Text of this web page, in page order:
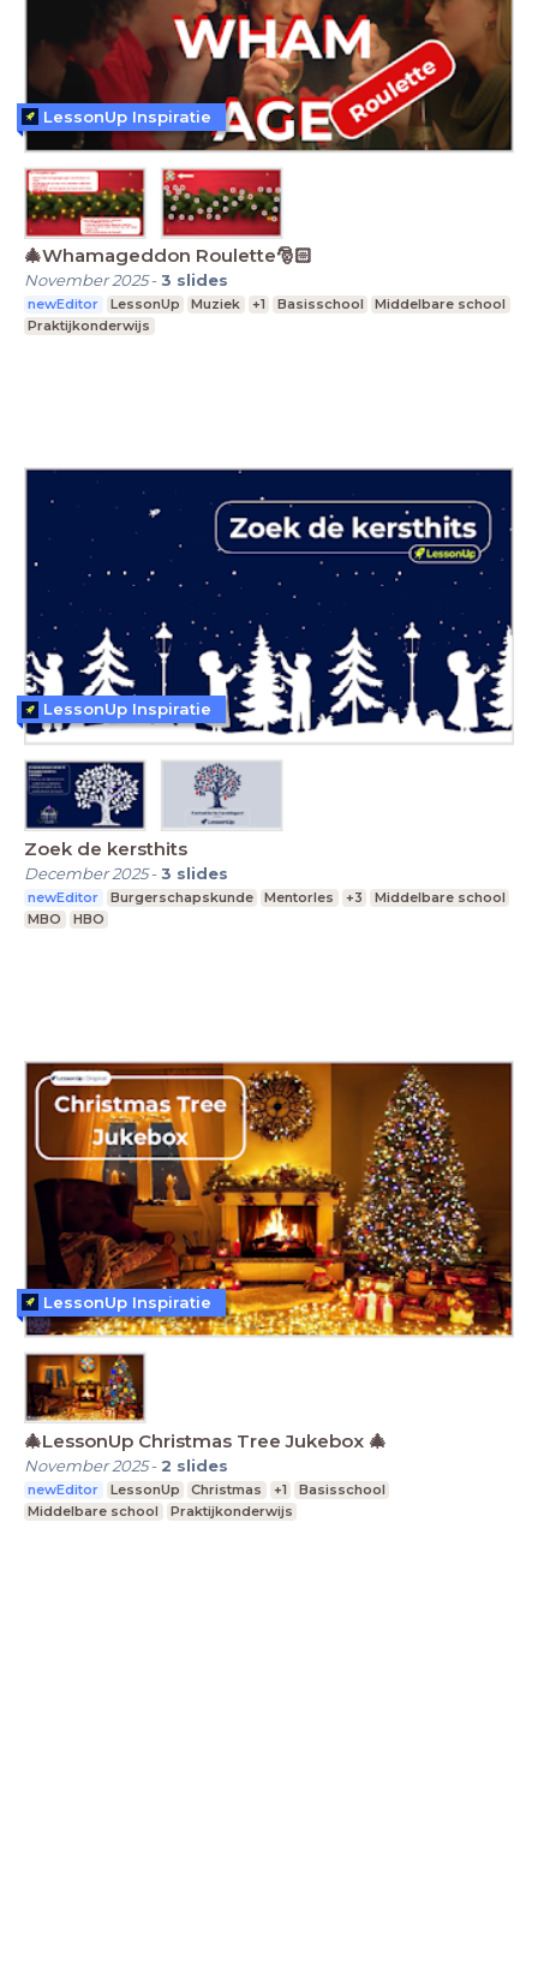
🎄Whamageddon Roulette🎅🏻
November 2025-3 slides
newEditor LessonUp Muziek +1 Basisschool
Middelbare school
Praktijkonderwijs
LessonUp Inspiratie
Zoek de kersthits
December 2025-3 slides
newEditor Burgerschapskunde Mentorles +3
Middelbare school
MBO
HBO
LessonUp Inspiratie
🎄LessonUp Christmas Tree Jukebox 🎄
November 2025- 2 slides
newEditor LessonUp Christmas +1
Basisschool
Middelbare school
Praktijkonderwijs
LessonUp Inspiratie